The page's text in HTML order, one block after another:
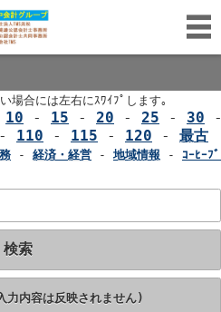
場合には左右にｽﾜｲﾌﾟします｡
10 - 15 - 20 - 25 - 30
110 - 115 - 120 - 最古
- 経済・経営 - 地域情報 - ｺｰﾋｰﾌ
検索
力内容は反映されません)